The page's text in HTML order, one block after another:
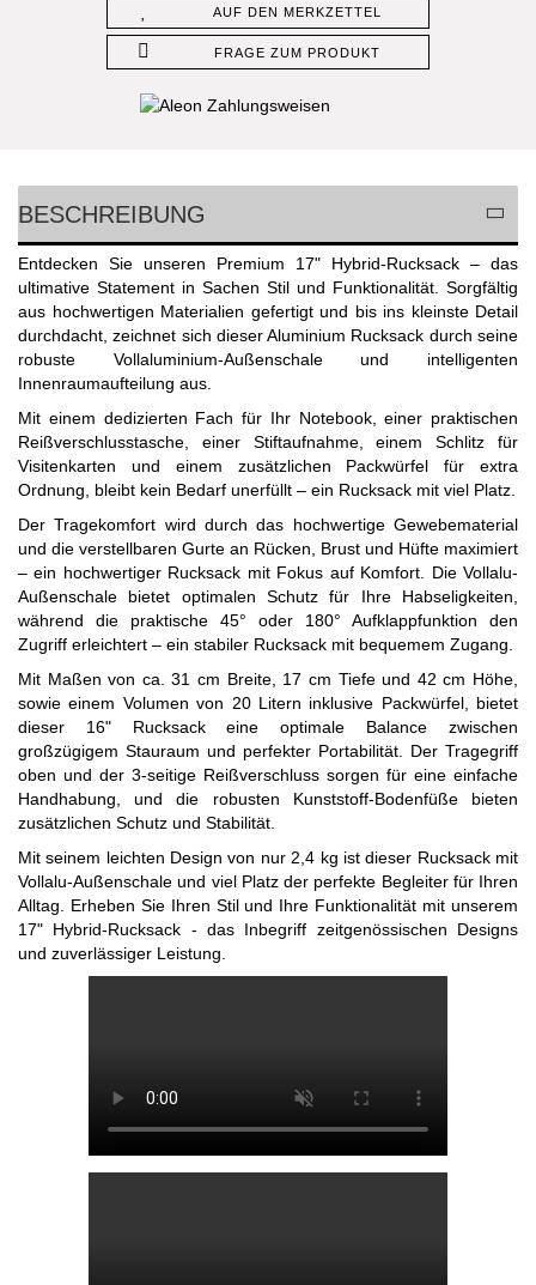
AUF DEN MERKZETTEL
FRAGE ZUM PRODUKT
BESCHREIBUNG
Entdecken Sie unseren Premium 17" Hybrid-Rucksack – das
ultimative Statement in Sachen Stil und Funktionalität. Sorgfältig
aus hochwertigen Materialien gefertigt und bis ins kleinste Detail
durchdacht, zeichnet sich dieser Aluminium Rucksack durch seine
robuste Vollaluminium-Außenschale und intelligenten
Innenraumaufteilung aus.
Mit einem dedizierten Fach für Ihr Notebook, einer praktischen
Reißverschlusstasche, einer Stiftaufnahme, einem Schlitz für
Visitenkarten und einem zusätzlichen Packwürfel für extra
Ordnung, bleibt kein Bedarf unerfüllt – ein Rucksack mit viel Platz.
Der Tragekomfort wird durch das hochwertige Gewebematerial
und die verstellbaren Gurte an Rücken, Brust und Hüfte maximiert
– ein hochwertiger Rucksack mit Fokus auf Komfort. Die Vollalu-
Außenschale bietet optimalen Schutz für Ihre Habseligkeiten,
während die praktische 45° oder 180° Aufklappfunktion den
Zugriff erleichtert – ein stabiler Rucksack mit bequemem Zugang.
Mit Maßen von ca. 31 cm Breite, 17 cm Tiefe und 42 cm Höhe,
sowie einem Volumen von 20 Litern inklusive Packwürfel, bietet
dieser 16" Rucksack eine optimale Balance zwischen
großzügigem Stauraum und perfekter Portabilität. Der Tragegriff
oben und der 3-seitige Reißverschluss sorgen für eine einfache
Handhabung, und die robusten Kunststoff-Bodenfüße bieten
zusätzlichen Schutz und Stabilität.
Mit seinem leichten Design von nur 2,4 kg ist dieser Rucksack mit
Vollalu-Außenschale und viel Platz der perfekte Begleiter für Ihren
Alltag. Erheben Sie Ihren Stil und Ihre Funktionalität mit unserem
17" Hybrid-Rucksack - das Inbegriff zeitgenössischen Designs
und zuverlässiger Leistung.